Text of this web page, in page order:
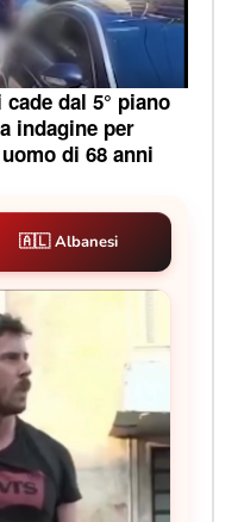
dal 5° piano
indagine per
di 68 anni
🇦🇱 Albanesi